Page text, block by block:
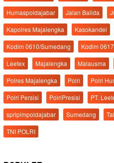
Humaspoldajabar
Jalan Balida
Kapolres Majalengka
Kasokandel
Kodim 0610/Sumedang
Kodim
Leetex
Majalengka Malausma
Polres Majalengka
Polri Polri
Polri Persisi
PolriPresisi PT.
spripimpoldajabar
Sumedang
TNI POLRI